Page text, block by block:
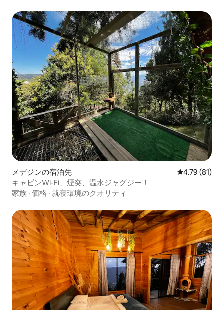
メデジンの宿泊先 レビュー81
4.79 (81)
キャビンWi-Fi、煙突、温水ジャグジー！
家族 · 価格 · 就寝環境のクオリティ